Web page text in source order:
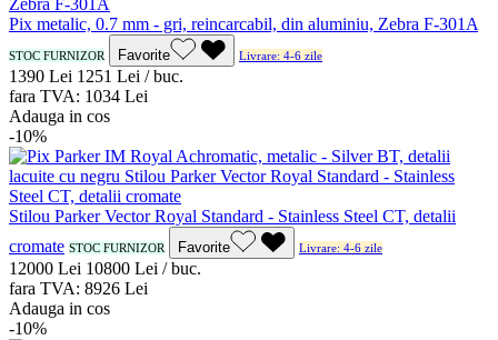
Pix metalic, 0.7 mm - gri, reincarcabil, din aluminiu, Zebra F-301A
STOC FURNIZOR Favorite Livrare: 4-6 zile
1390 Lei 1251 Lei / buc.
fara TVA: 1034 Lei
Adauga in cos
-10%
Stilou Parker Vector Royal Standard - Stainless Steel CT, detalii
cromate STOC FURNIZOR Favorite Livrare: 4-6 zile
12000 Lei 10800 Lei / buc.
fara TVA: 8926 Lei
Adauga in cos
-10%